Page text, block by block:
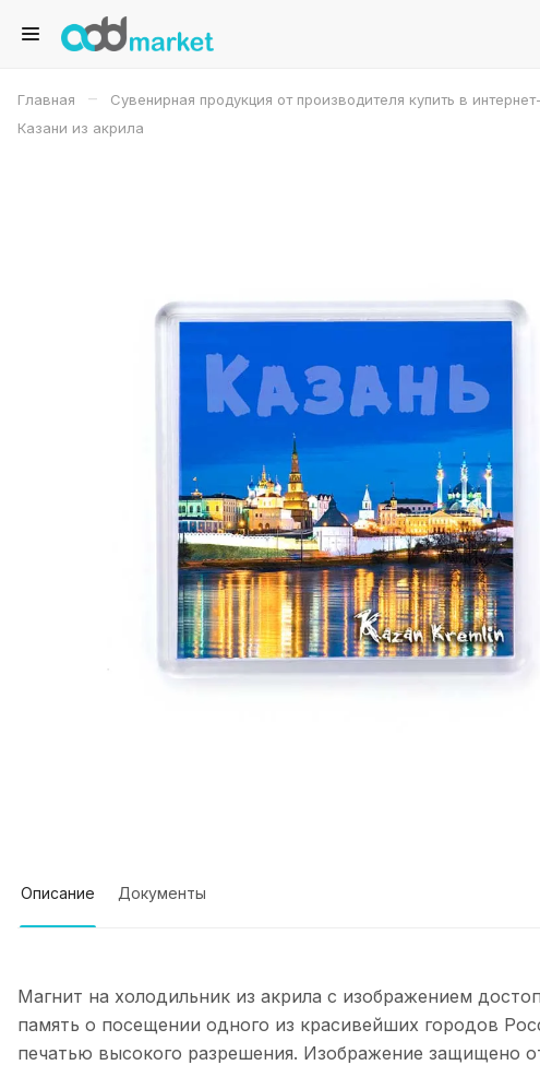
Главная – Сувенирная продукция от производителя купить в
Казани из акрила
Описание Документы
Магнит на холодильник из акрила с изображением
память о посещении одного из красивейших городов
печатью высокого разрешения. Изображение защищено